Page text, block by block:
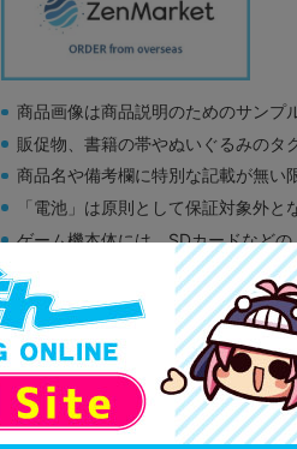
商品画像は商品説明のためのサンプ
販促物、書籍の帯やぬいぐるみのタ
商品名や備考欄に特別な記載が無い
「電池」は原則として保証対象外と
ゲーム機本体には、SDカードなど
ディスク類の読み取り面のキズに
す。
※詳細につきましてはコチラ
A